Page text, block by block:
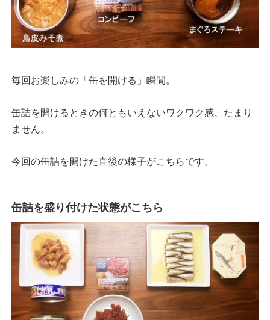
毎回お楽しみの「缶を開ける」瞬間。
缶詰を開けるときの何ともいえないワクワク感、たまり
ません。
今回の缶詰を開けた直後の様子がこちらです。
缶詰を盛り付けた状態がこちら